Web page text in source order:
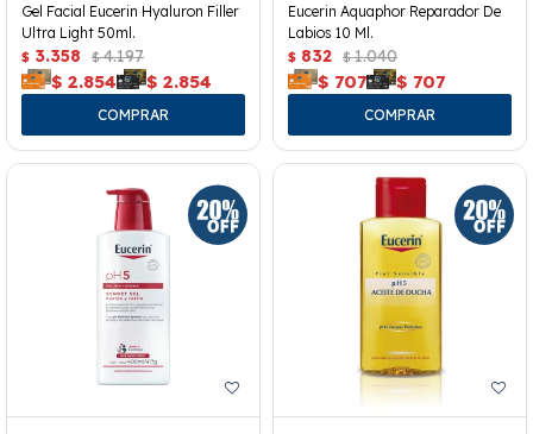
Gel Facial Eucerin Hyaluron Filler
Ultra Light 50ml.
$ 3.358 $ 4.197
$ 2.854 $ 2.854
Eucerin Aquaphor Reparador De
Labios 10 Ml.
$ 832 $ 1.040
$ 707 $ 707